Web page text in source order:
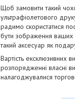
Щоб замовити такий
ультрафіолетового
радимо скористатися
бути зображення ваших
такий аксесуар як
Вартість ексклюзивних
розпорядженні власні
налагоджувалися